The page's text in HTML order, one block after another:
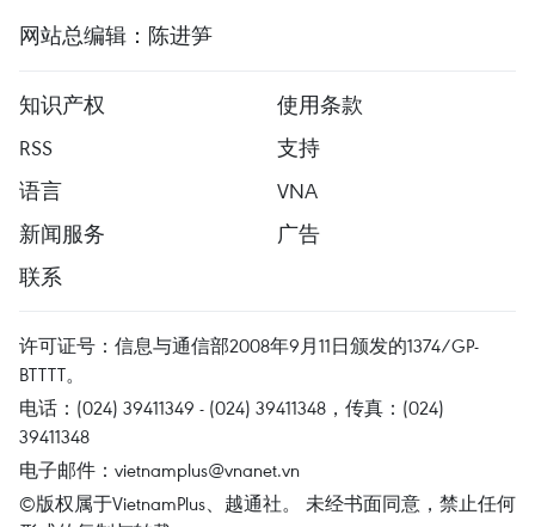
网站总编辑：陈进笋
知识产权
使用条款
RSS
支持
语言
VNA
新闻服务
广告
联系
许可证号：信息与通信部2008年9月11日颁发的1374/GP-
BTTTT。
电话：(024) 39411349 - (024) 39411348，传真：(024)
39411348
电子邮件： vietnamplus@vnanet.vn
©版权属于VietnamPlus、越通社。 未经书面同意，禁止任何